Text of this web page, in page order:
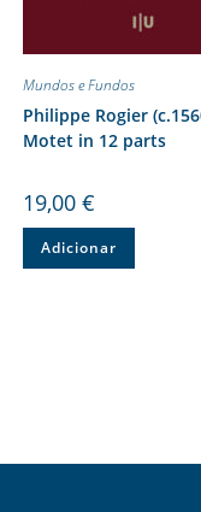
Mundos e Fundos
Philippe Rogier
Motet in 12 parts
19,00 €
Adicionar